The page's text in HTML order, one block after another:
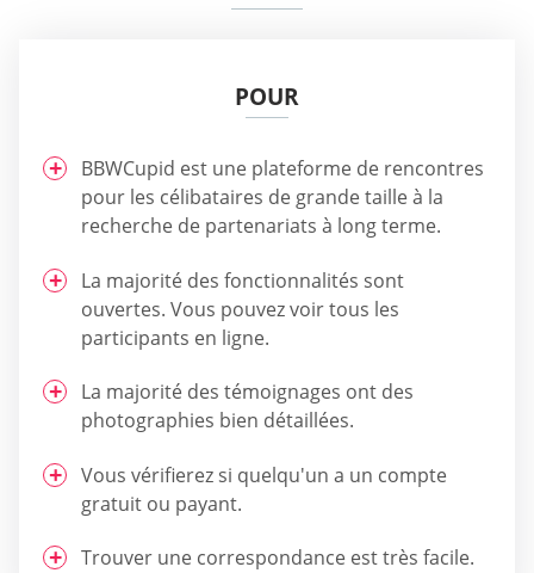
POUR
BBWCupid est une plateforme de rencontres
pour les célibataires de grande taille à la
recherche de partenariats à long terme.
La majorité des fonctionnalités sont
ouvertes. Vous pouvez voir tous les
participants en ligne.
La majorité des témoignages ont des
photographies bien détaillées.
Vous vérifierez si quelqu'un a un compte
gratuit ou payant.
Trouver une correspondance est très facile.